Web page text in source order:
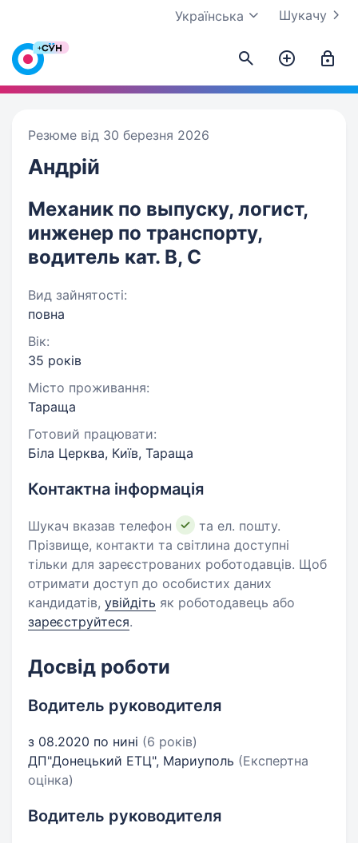
Шукачу
Українська
Резюме від 30 березня 2026
Андрій
Механик по выпуску, логист,
инженер по транспорту,
водитель кат. В, С
Вид зайнятості:
повна
Вік:
35 років
Місто проживання:
Тараща
Готовий працювати:
Біла Церква, Київ, Тараща
Контактна інформація
Шукач вказав телефон
та ел. пошту.
Прізвище, контакти та світлина доступні
тільки для зареєстрованих роботодавців. Щоб
отримати доступ до особистих даних
кандидатів, увійдіть як роботодавець або
зареєструйтеся.
Досвід роботи
Водитель руководителя
з 08.2020 по нині (6 років)
ДП"Донецький ЕТЦ", Мариуполь (Експертна
оцінка)
Водитель руководителя